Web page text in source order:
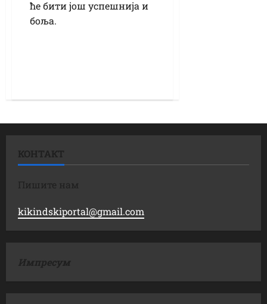
ће бити још успешнија и
боља.
КОНТАКТ
Пишите нам
kikindskiportal@gmail.com
Импресум